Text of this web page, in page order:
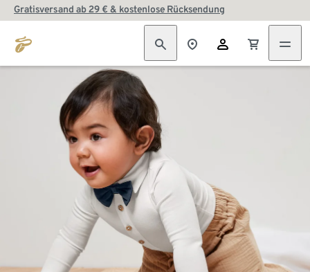
Gratisversand ab 29 € & kostenlose Rücksendung